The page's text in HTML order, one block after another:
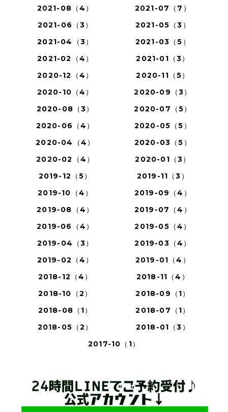
2021-08（4）
2021-07（7）
2021-06（3）
2021-05（3）
2021-04（3）
2021-03（5）
2021-02（4）
2021-01（3）
2020-12（4）
2020-11（5）
2020-10（4）
2020-09（3）
2020-08（3）
2020-07（5）
2020-06（4）
2020-05（5）
2020-04（4）
2020-03（5）
2020-02（4）
2020-01（3）
2019-12（5）
2019-11（3）
2019-10（4）
2019-09（4）
2019-08（4）
2019-07（4）
2019-06（4）
2019-05（4）
2019-04（3）
2019-03（4）
2019-02（4）
2019-01（4）
2018-12（4）
2018-11（4）
2018-10（2）
2018-09（1）
2018-08（1）
2018-07（1）
2018-05（2）
2018-01（3）
2017-10（1）